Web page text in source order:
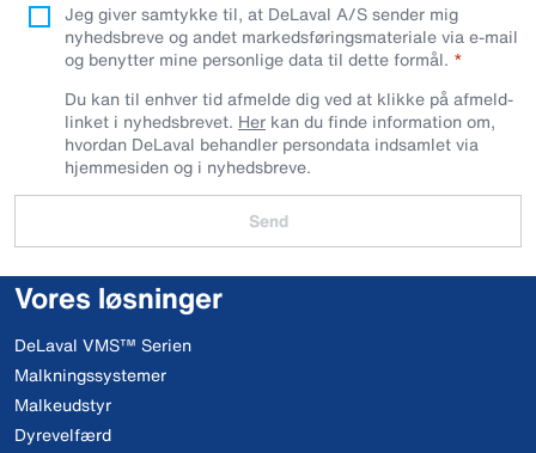
Jeg giver samtykke til, at DeLaval A/S sender mig
nyhedsbreve og andet markedsføringsmateriale via e-mail
og benytter mine personlige data til dette formål.
Du kan til enhver tid afmelde dig ved at klikke på afmeld-
linket i nyhedsbrevet. Her kan du finde information om,
hvordan DeLaval behandler persondata indsamlet via
hjemmesiden og i nyhedsbreve.
Send
Vores løsninger
DeLaval VMS™ Serien
Malkningssystemer
Malkeudstyr
Dyrevelfærd